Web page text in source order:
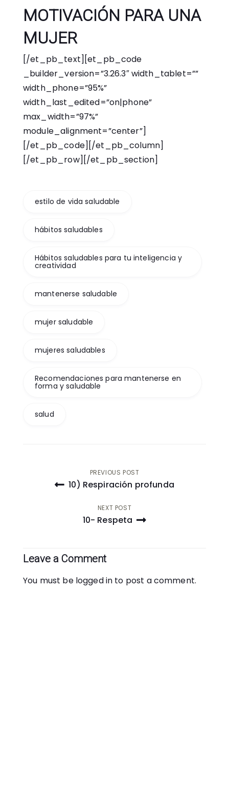
MOTIVACIÓN PARA UNA
MUJER
[/et_pb_text][et_pb_code
_builder_version=”3.26.3″ width_tablet=””
width_phone=”95%”
width_last_edited=”on|phone”
max_width=”97%”
module_alignment=”center”]
[/et_pb_code][/et_pb_column]
[/et_pb_row][/et_pb_section]
estilo de vida saludable
hábitos saludables
Hábitos saludables para tu inteligencia y
creatividad
mantenerse saludable
mujer saludable
mujeres saludables
Recomendaciones para mantenerse en
forma y saludable
salud
PREVIOUS POST
10) Respiración profunda
NEXT POST
10- Respeta
Leave a Comment
You must be logged in to post a comment.